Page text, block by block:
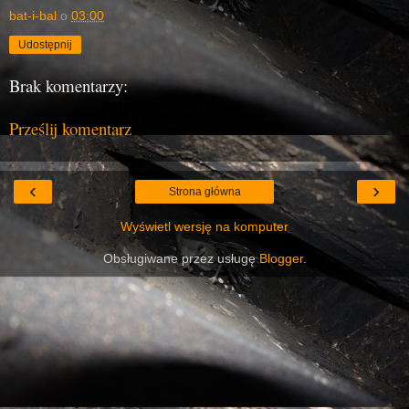
bat-i-bal o 03:00
Udostępnij
Brak komentarzy:
Prześlij komentarz
‹ ›
Strona główna
Wyświetl wersję na komputer
Obsługiwane przez usługęBlogger.